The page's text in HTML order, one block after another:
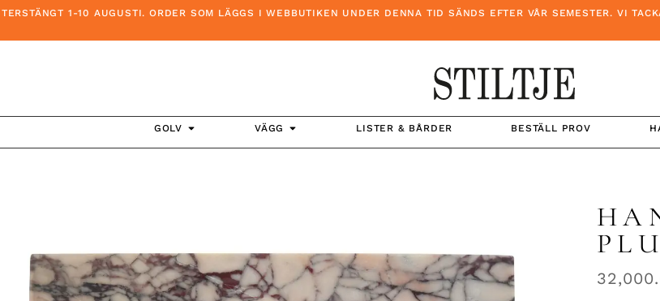
1-10 AUGUSTI. ORDER SOM LÄGGS I WEBBUTIKEN UNDER DENNA TID SÄNDS EFTER VÅR SEMESTER. VI
GOLV VÄGG LISTER & BÅRDER BESTÄLL PROV